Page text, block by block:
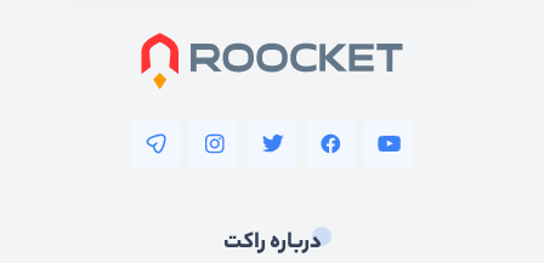
درباره راکت